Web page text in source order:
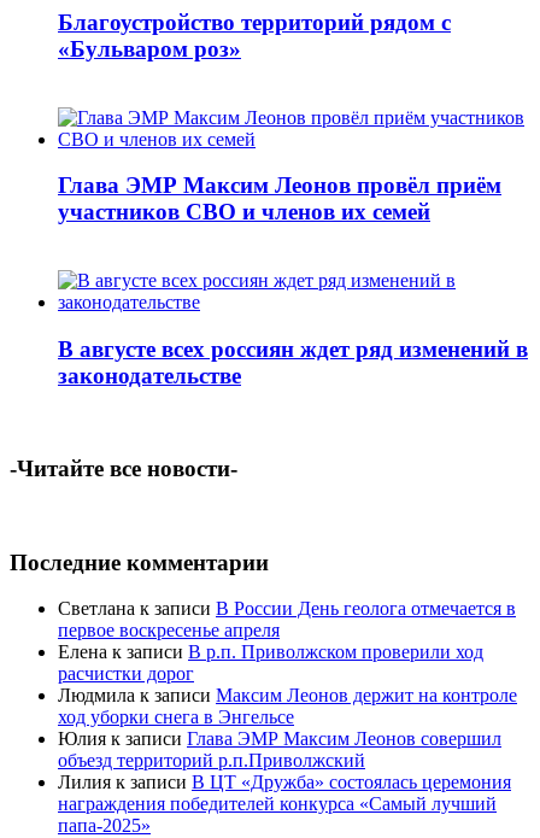
Благоустройство территорий рядом с
«Бульваром роз»
Глава ЭМР Максим Леонов провёл приём
участников СВО и членов их семей
В августе всех россиян ждет ряд изменений в
законодательстве
-Читайте все новости-
Последние комментарии
Светлана к записи В России День геолога отмечается в
первое воскресенье апреля
Елена к записи В р.п. Приволжском проверили ход
расчистки дорог
Людмила к записи Максим Леонов держит на контроле
ход уборки снега в Энгельсе
Юлия к записи Глава ЭМР Максим Леонов совершил
объезд территорий р.п.Приволжский
Лилия к записи В ЦТ «Дружба» состоялась церемония
награждения победителей конкурса «Самый лучший
папа-2025»